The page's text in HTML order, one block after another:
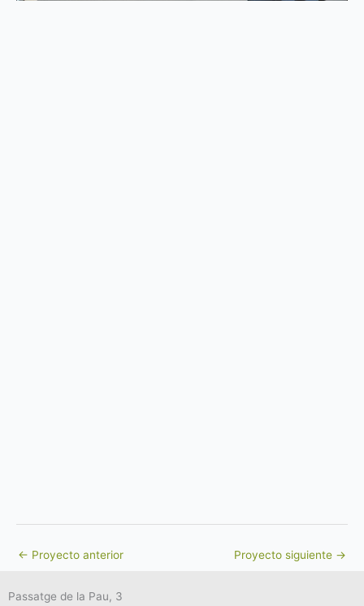
← Proyecto anterior Proyecto siguiente →
Passatge de la Pau, 3